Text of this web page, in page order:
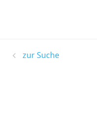
zur Suche